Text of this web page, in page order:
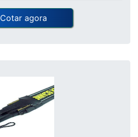
Cotar agora